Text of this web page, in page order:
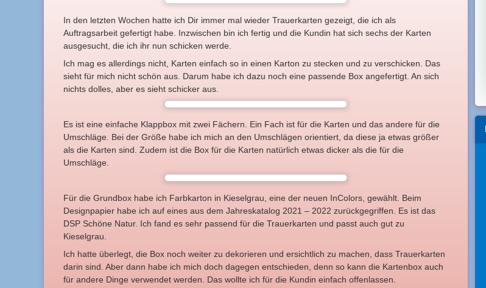
In den letzten Wochen hatte ich Dir immer mal wieder Trauerkarten gezeigt, die ich als
Auftragsarbeit gefertigt habe. Inzwischen bin ich fertig und die Kundin hat sich sechs der Karten
ausgesucht, die ich ihr nun schicken werde.
Ich mag es allerdings nicht, Karten einfach so in einen Karton zu stecken und zu verschicken. Das
sieht für mich nicht schön aus. Darum habe ich dazu noch eine passende Box angefertigt. An sich
nichts dolles, aber es sieht schicker aus.
Es ist eine einfache Klappbox mit zwei Fächern. Ein Fach ist für die Karten und das andere für die
Umschläge. Bei der Größe habe ich mich an den Umschlägen orientiert, da diese ja etwas größer
als die Karten sind. Zudem ist die Box für die Karten natürlich etwas dicker als die für die
Umschläge.
Für die Grundbox habe ich Farbkarton in Kieselgrau, eine der neuen InColors, gewählt. Beim
Designpapier habe ich auf eines aus dem Jahreskatalog 2021 – 2022 zurückgegriffen. Es ist das
DSP Schöne Natur. Ich fand es sehr passend für die Trauerkarten und passt auch gut zu
Kieselgrau.
Ich hatte überlegt, die Box noch weiter zu dekorieren und ersichtlich zu machen, dass Trauerkarten
darin sind. Aber dann habe ich mich doch dagegen entschieden, denn so kann die Kartenbox auch
für andere Dinge verwendet werden. Das wollte ich für die Kundin einfach offenlassen.